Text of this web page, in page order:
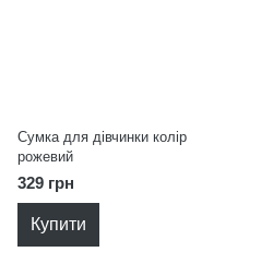
Сумка для дівчинки колір
рожевий
329 грн
Купити